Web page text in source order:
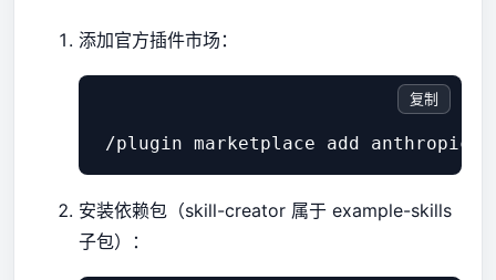
添加官方插件市场：
复制
安装依赖包（skill-creator 属于 example-skills
子包）：